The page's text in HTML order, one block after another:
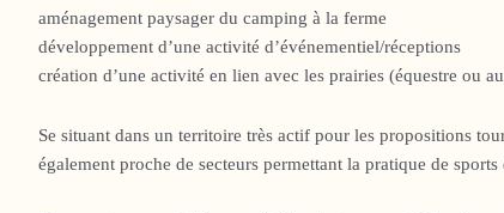
aménagement paysager du camping à la ferme
développement d’une activité d’événementiel/réceptions
création d’une activité en lien avec les prairies (équestre ou
Se situant dans un territoire très actif pour les propositions
également proche de secteurs permettant la pratique de